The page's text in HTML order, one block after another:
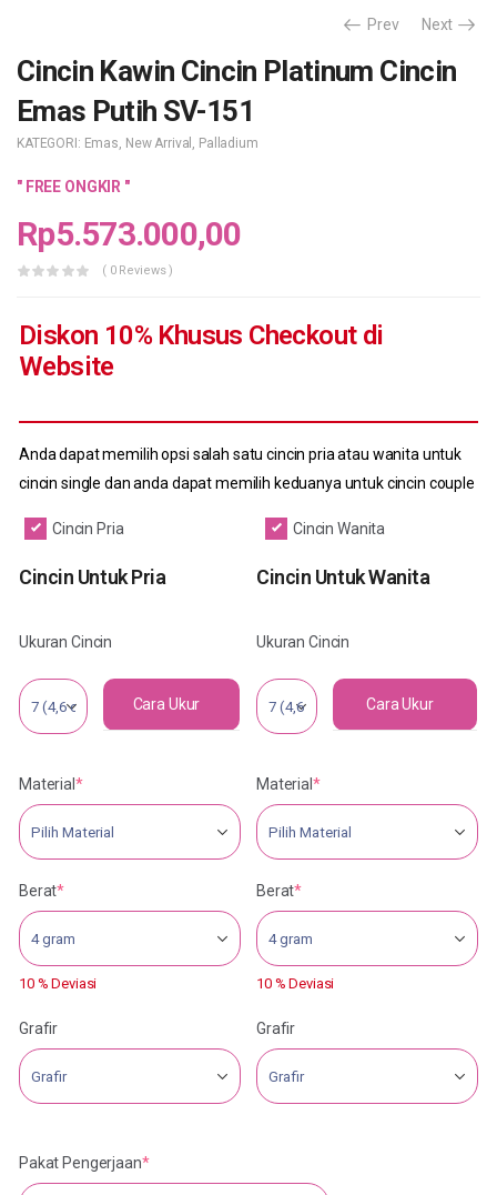
Prev Next
Cincin Kawin Cincin Platinum Cincin
Emas Putih SV-151
KATEGORI: Emas, New Arrival , Palladium
" FREE ONGKIR "
Rp5.573.000,00
( 0 Reviews )
Diskon 10% Khusus Checkout di
Website
Anda dapat memilih opsi salah satu cincin pria atau wanita untuk
cincin single dan anda dapat memilih keduanya untuk cincin couple
Cincin Pria Cincin Wanita
Cincin Untuk Pria Cincin Untuk Wanita
Ukuran Cincin Ukuran Cincin
Cara Ukur Cara Ukur
Material * Material *
Berat*
10 % Deviasi
Berat*
10 % Deviasi
Grafir Grafir
Pakat Pengerjaan*